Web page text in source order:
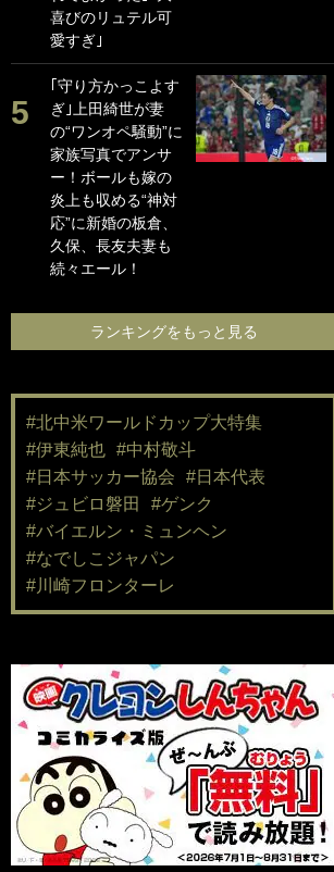
喜びのリュテル可
愛すぎ｣
｢守り方かっこよす
ぎ｣上田綺世が妻
の“ワンオペ騒動”に
家族写真でアンサ
ー！ボールも嫁の
炎上も収める“神対
応”に新婚の板倉、
久保、長友夫妻も
続々エール！
ランキングをもっと見る
#北中米ワールドカップ大特集
#伊東純也 #中村敬斗
#日本サッカー協会
#日本代表
#ジュビロ磐田
#ゲンク
#バイエルン・ミュンヘン
#なでしこジャパン
#川崎フロンターレ